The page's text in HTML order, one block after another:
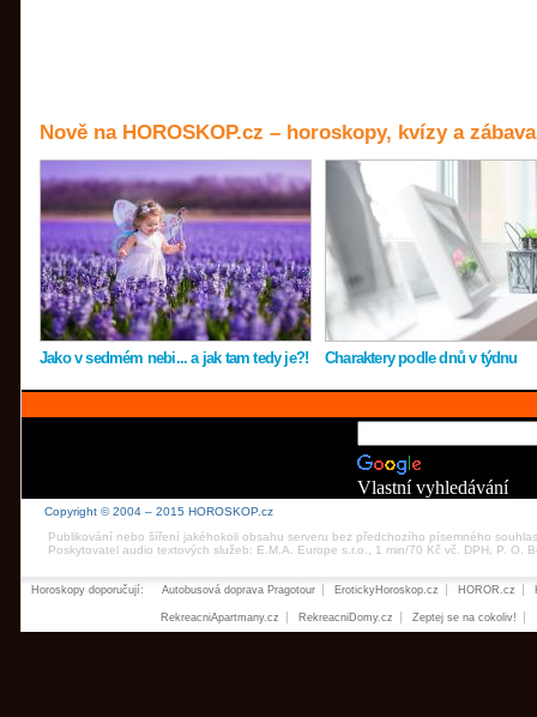
Nově na HOROSKOP.cz – horoskopy, kvízy a zábava
Jako v sedmém nebi... a jak tam tedy je?! Charaktery podle dnů v týdnu
Vlastní vyhledávání
Copyright © 2004 – 2015 HOROSKOP.cz
Publikování nebo šíření jakéhokoli obsahu serveru bez předchozího písemného
Poskytovatel audio textových služeb: E.M.A. Europe s.r.o., 1 min/70 Kč vč. DPH, P. O.
Horoskopy doporučují: Autobusová doprava Pragotour ErotickyHoroskop.cz HOROR.cz
RekreacniApartmany.cz RekreacniDomy.cz Zeptej se na cokoliv!